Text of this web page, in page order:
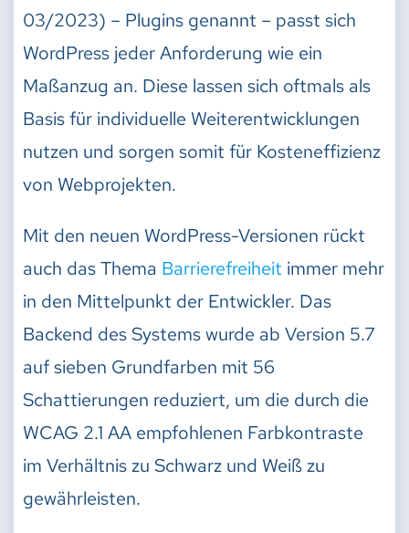
03/2023) – Plugins genannt – passt sich
WordPress jeder Anforderung wie ein
Maßanzug an. Diese lassen sich oftmals als
Basis für individuelle Weiterentwicklungen
nutzen und sorgen somit für Kosteneffizienz
von Webprojekten.
Mit den neuen WordPress-Versionen rückt
auch das Thema Barrierefreiheit immer mehr
in den Mittelpunkt der Entwickler. Das
Backend des Systems wurde ab Version 5.7
auf sieben Grundfarben mit 56
Schattierungen reduziert, um die durch die
WCAG 2.1 AA empfohlenen Farbkontraste
im Verhältnis zu Schwarz und Weiß zu
gewährleisten.